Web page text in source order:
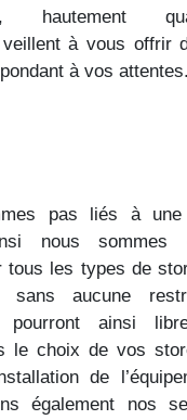
hautement
veillent à vous offrir
à vos attentes.
pas liés à une
nous sommes
tous les types de
sans aucune
pourront ainsi
le choix de vos
de
également nos